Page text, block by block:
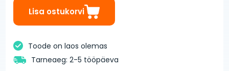
Lisa ostukorvi
Toode on laos olemas
Tarneaeg: 2-5 tööpäeva